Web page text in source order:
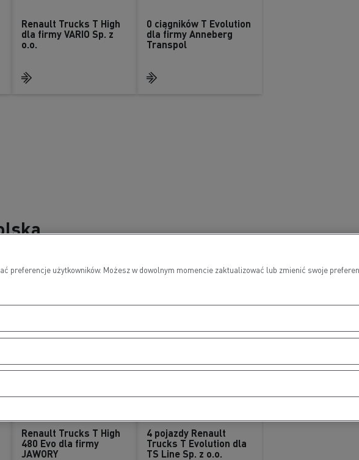
Renault Trucks T High
dla firmy VARIO Sp. z
o.o.
0 ciągników T Evolution
dla firmy Anneberg
Transpol
Renault Trucks T High
480 Evo dla firmy
JAWORY
4 pojazdy Renault
Trucks T Evolution dla
TS Line Sp. z o.o.
preferencje użytkowników. Możesz w dowolnym momencie zaktualizować lub zmienić swoje